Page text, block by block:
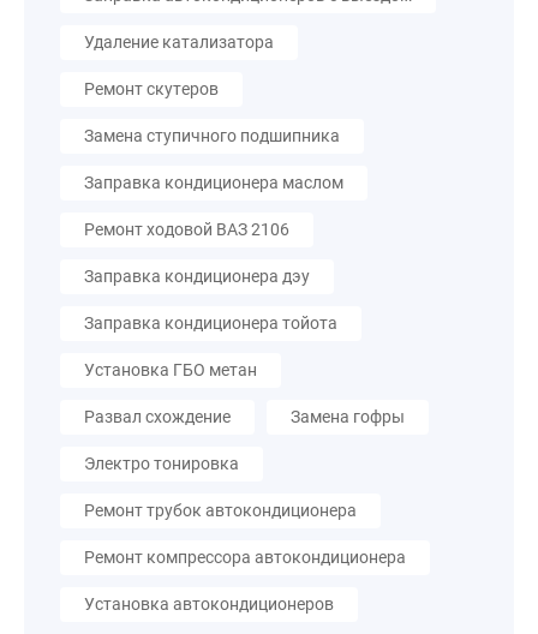
Удаление катализатора
Ремонт скутеров
Замена ступичного подшипника
Заправка кондиционера маслом
Ремонт ходовой ВАЗ 2106
Заправка кондиционера дэу
Заправка кондиционера тойота
Установка ГБО метан
Развал схождение Замена гофры
Электро тонировка
Ремонт трубок автокондиционера
Ремонт компрессора автокондиционера
Установка автокондиционеров